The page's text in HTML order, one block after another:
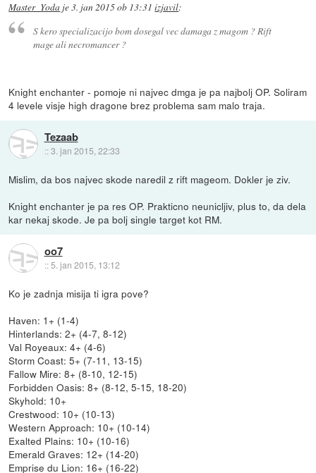
Master_Yoda je3. jan 2015 ob 13:31 izjavil:
S kero specializacijo bom dosegal vec damaga z magom ? Rift
mage ali necromancer ?
Knight enchanter - pomoje ni najvec dmga je pa najbolj OP. Soliram
4 levele visje high dragone brez problema sam malo traja.
Tezaab
::3. jan 2015, 22:33
Mislim, da bos najvec skode naredil z rift mageom. Dokler je ziv.
Knight enchanter je pa res OP. Prakticno neunicljiv, plus to, da dela
kar nekaj skode. Je pa bolj single target kot RM.
oo7
::5. jan 2015, 13:12
Ko je zadnja misija ti igra pove?
Haven: 1+ (1-4)
Hinterlands: 2+ (4-7, 8-12)
Val Royeaux: 4+ (4-6)
Storm Coast: 5+ (7-11, 13-15)
Fallow Mire: 8+ (8-10, 12-15)
Forbidden Oasis: 8+ (8-12, 5-15, 18-20)
Skyhold: 10+
Crestwood: 10+ (10-13)
Western Approach: 10+ (10-14)
Exalted Plains: 10+ (10-16)
Emerald Graves: 12+ (14-20)
Emprise du Lion: 16+ (16-22)